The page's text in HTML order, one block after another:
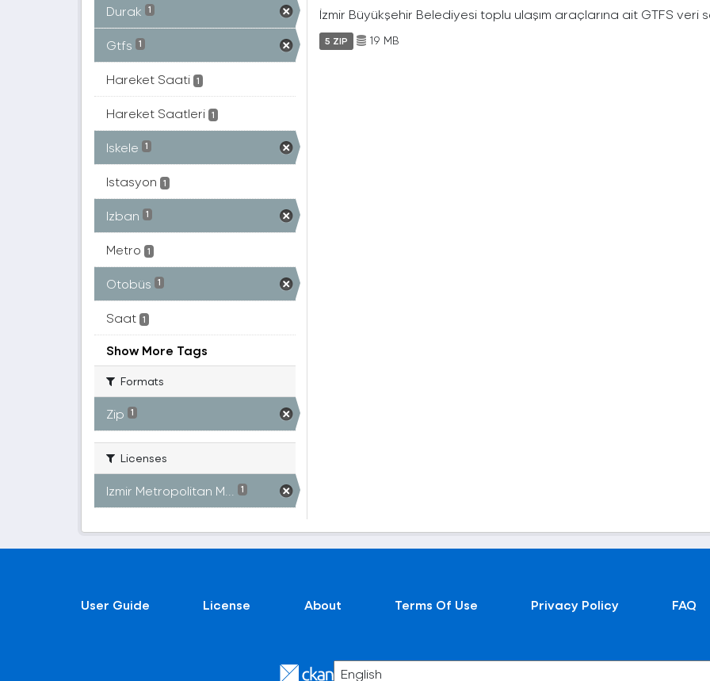
Durak 1
Gtfs 1
Hareket Saati 1
Hareket Saatleri 1
Iskele 1
Istasyon 1
Izban 1
Metro 1
Otobüs 1
Saat 1
Show More Tags
Formats
Zip 1
Licenses
Izmir Metropolitan M... 1
İzmir Büyükşehir Belediyesi toplu ulaşım araçlarına ait GTFS veri
5 ZIP 19 MB
User Guide License About Terms Of Use Privacy Policy FAQ